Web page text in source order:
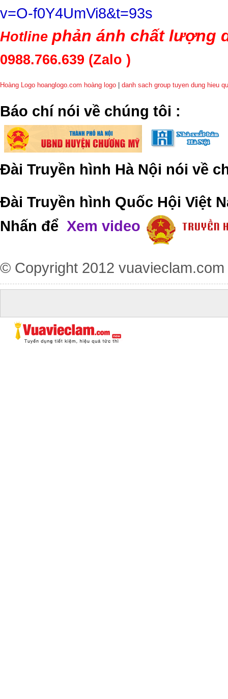
v=O-f0Y4UmVi8&t=93s
Hotline phản ánh chất lượng
0988.766.639 (Zalo )
Hoàng Logo hoanglogo.com hoàng logo danh sach group tuyen dung hieu
​Báo chí nói về chúng tôi :
Đài Truyền hình Hà Nội nói về
Đài Truyền hình Quốc Hội Việt
Nhấn để Xem video
© Copyright 2012 vuavieclam.com